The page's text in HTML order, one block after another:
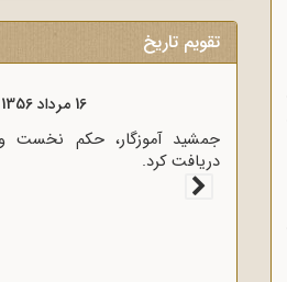
تقویم تاریخ
16 مرداد 1357
آغاز سخنرانی‌های انتقادی و
پیام امام به وعاظ و
آگاه‌سازی در منبرهای ماه رمضان.